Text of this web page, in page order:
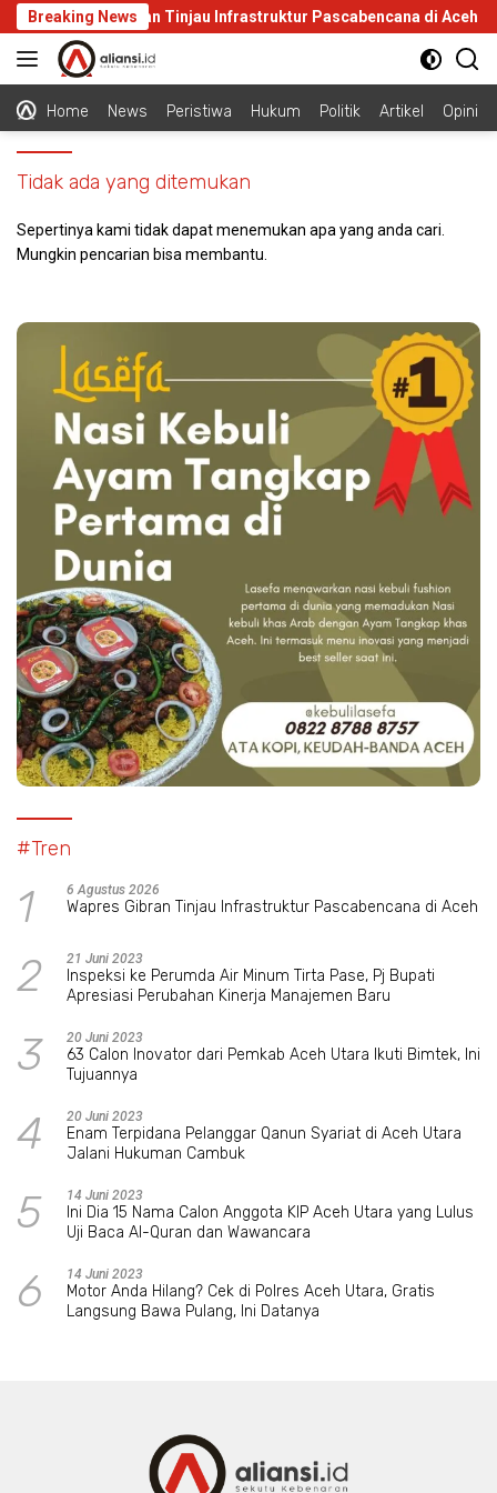
Langsung
ke
konten
Breaking News
Wapres Gibran Tinjau Infrastruktur Pascabencana di Aceh
Home News Peristiwa Hukum Politik Artikel Opini
Tidak ada yang ditemukan
Sepertinya kami tidak dapat menemukan apa yang anda cari.
Mungkin pencarian bisa membantu.
#Tren
1 6 Agustus 2026
Wapres Gibran Tinjau Infrastruktur Pascabencana di Aceh
2 21 Juni 2023
Inspeksi ke Perumda Air Minum Tirta Pase, Pj Bupati
Apresiasi Perubahan Kinerja Manajemen Baru
3 20 Juni 2023
63 Calon Inovator dari Pemkab Aceh Utara Ikuti Bimtek, Ini
Tujuannya
4 20 Juni 2023
Enam Terpidana Pelanggar Qanun Syariat di Aceh Utara
Jalani Hukuman Cambuk
5 14 Juni 2023
Ini Dia 15 Nama Calon Anggota KIP Aceh Utara yang Lulus
Uji Baca Al-Quran dan Wawancara
6 14 Juni 2023
Motor Anda Hilang? Cek di Polres Aceh Utara, Gratis
Langsung Bawa Pulang, Ini Datanya